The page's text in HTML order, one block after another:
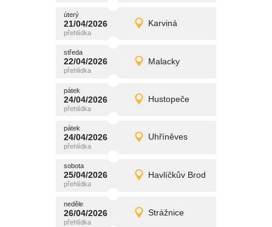
úterý
21/04/2026 Karviná
úterý
21/04/2026 Detail
promítání
středa
22/04/2026 Malacky
středa
22/04/2026 Detail
promítání
pátek
24/04/2026 Hustopeče
pátek
24/04/2026 Detail
promítání
pátek
24/04/2026 Uhříněves
pátek
24/04/2026 Detail
promítání
sobota
25/04/2026 Havlíčkův Brod
sobota
25/04/2026 Detail
promítání
neděle
26/04/2026 Strážnice
neděle
26/04/2026 Detail
promítání